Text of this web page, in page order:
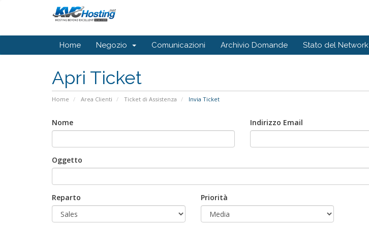
Home Negozio Comunicazioni Archivio Domande Stato del Network
Apri Ticket
Home Area Clienti Ticket di Assistenza Invia Ticket
Nome Indirizzo Email
Oggetto
Reparto Priorità